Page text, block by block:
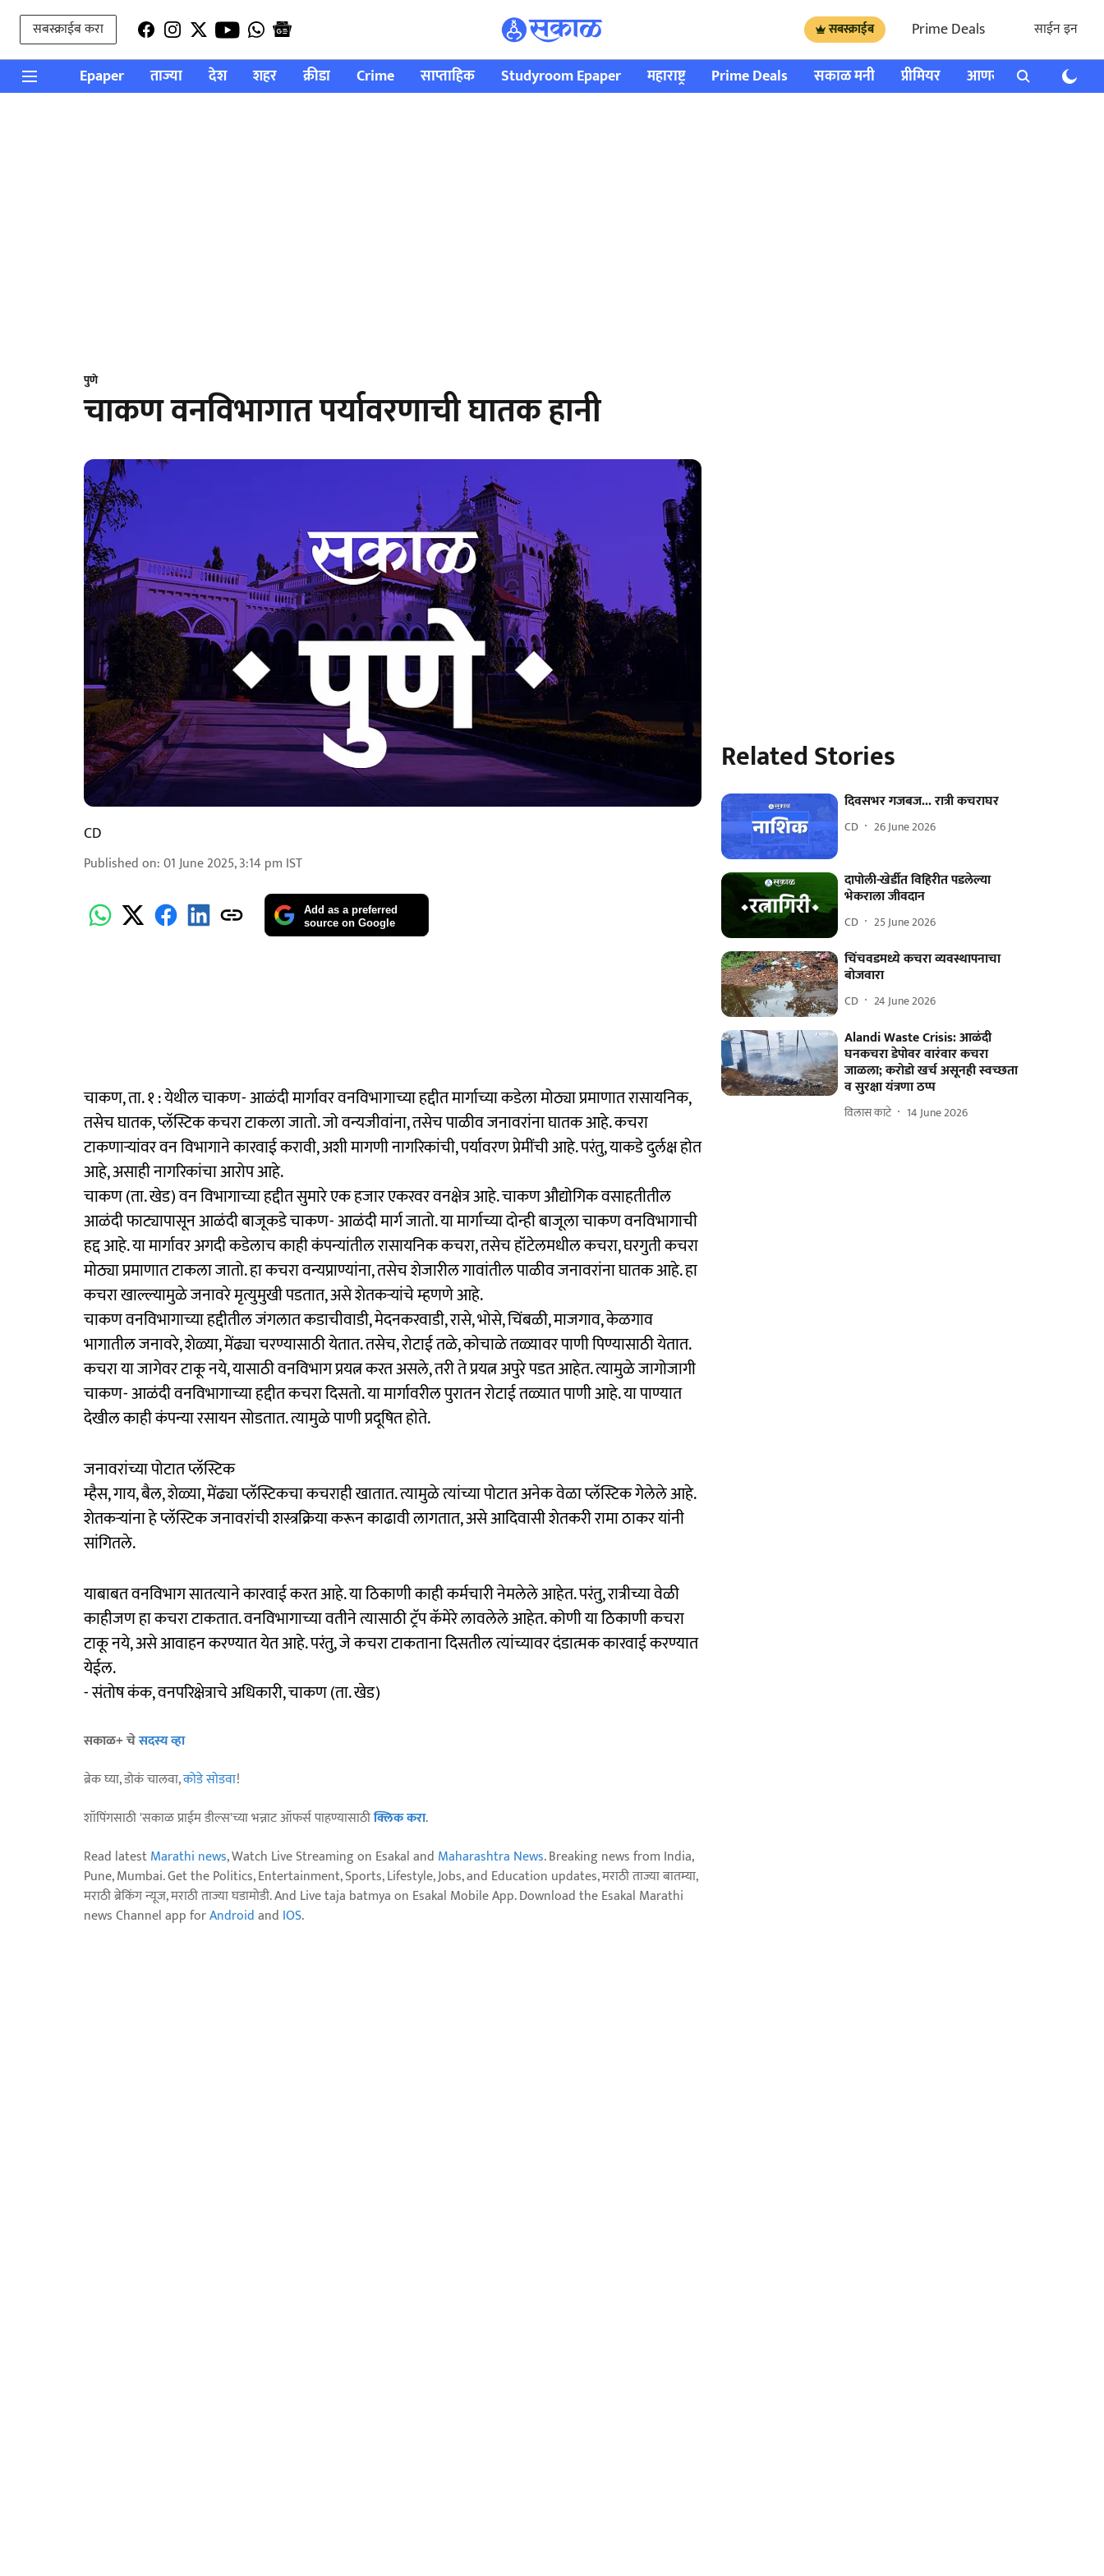
सबस्क्राईब करा सबस्क्राईब Prime Deals साईन इन
Epaper ताज्या देश शहर क्रीडा Crime साप्ताहिक Studyroom Epaper महाराष्ट्र Prime Deals सकाळ मनी प्रीमियर आणखी राशी भविष्य
पुणे
चाकण वनविभागात पर्यावरणाची घातक हानी
CD
Published on:01 June 2025, 3:14 pm IST
Add as a preferred
source on Google
चाकण, ता. १ : येथील चाकण- आळंदी मार्गावर वनविभागाच्या हद्दीत मार्गाच्या कडेला मोठ्या प्रमाणात रासायनिक,
तसेच घातक, प्लॅस्टिक कचरा टाकला जातो. जो वन्यजीवांना, तसेच पाळीव जनावरांना घातक आहे. कचरा
टाकणाऱ्यांवर वन विभागाने कारवाई करावी, अशी मागणी नागरिकांची, पर्यावरण प्रेमींची आहे. परंतु, याकडे दुर्लक्ष होत
आहे, असाही नागरिकांचा आरोप आहे.
चाकण (ता. खेड) वन विभागाच्या हद्दीत सुमारे एक हजार एकरवर वनक्षेत्र आहे. चाकण औद्योगिक वसाहतीतील
आळंदी फाट्यापासून आळंदी बाजूकडे चाकण- आळंदी मार्ग जातो. या मार्गाच्या दोन्ही बाजूला चाकण वनविभागाची
हद्द आहे. या मार्गावर अगदी कडेलाच काही कंपन्यांतील रासायनिक कचरा, तसेच हॉटेलमधील कचरा, घरगुती कचरा
मोठ्या प्रमाणात टाकला जातो. हा कचरा वन्यप्राण्यांना, तसेच शेजारील गावांतील पाळीव जनावरांना घातक आहे. हा
कचरा खाल्ल्यामुळे जनावरे मृत्युमुखी पडतात, असे शेतकऱ्यांचे म्हणणे आहे.
चाकण वनविभागाच्या हद्दीतील जंगलात कडाचीवाडी, मेदनकरवाडी, रासे, भोसे, चिंबळी, माजगाव, केळगाव
भागातील जनावरे, शेळ्या, मेंढ्या चरण्यासाठी येतात. तसेच, रोटाई तळे, कोचाळे तळ्यावर पाणी पिण्यासाठी येतात.
कचरा या जागेवर टाकू नये, यासाठी वनविभाग प्रयत्न करत असले, तरी ते प्रयत्न अपुरे पडत आहेत. त्यामुळे जागोजागी
चाकण- आळंदी वनविभागाच्या हद्दीत कचरा दिसतो. या मार्गावरील पुरातन रोटाई तळ्यात पाणी आहे. या पाण्यात
देखील काही कंपन्या रसायन सोडतात. त्यामुळे पाणी प्रदूषित होते.
जनावरांच्या पोटात प्लॅस्टिक
म्हैस, गाय, बैल, शेळ्या, मेंढ्या प्लॅस्टिकचा कचराही खातात. त्यामुळे त्यांच्या पोटात अनेक वेळा प्लॅस्टिक गेलेले आहे.
शेतकऱ्यांना हे प्लॅस्टिक जनावरांची शस्त्रक्रिया करून काढावी लागतात, असे आदिवासी शेतकरी रामा ठाकर यांनी
सांगितले.
याबाबत वनविभाग सातत्याने कारवाई करत आहे. या ठिकाणी काही कर्मचारी नेमलेले आहेत. परंतु, रात्रीच्या वेळी
काहीजण हा कचरा टाकतात. वनविभागाच्या वतीने त्यासाठी ट्रॅप कॅमेरे लावलेले आहेत. कोणी या ठिकाणी कचरा
टाकू नये, असे आवाहन करण्यात येत आहे. परंतु, जे कचरा टाकताना दिसतील त्यांच्यावर दंडात्मक कारवाई करण्यात
येईल.
- संतोष कंक, वनपरिक्षेत्राचे अधिकारी, चाकण (ता. खेड)
सकाळ+ चेसदस्य व्हा
ब्रेक घ्या, डोकं चालवा,कोडे सोडवा!
शॉपिंगसाठी 'सकाळ प्राईम डील्स'च्या भन्नाट ऑफर्स पाहण्यासाठीक्लिक करा.
Read latestMarathi news, Watch Live Streaming on Esakal and Maharashtra News. Breaking news from India,
Pune, Mumbai. Get the Politics, Entertainment, Sports, Lifestyle, Jobs, and Education updates, मराठी ताज्या बातम्या,
मराठी ब्रेकिंग न्यूज, मराठी ताज्या घडामोडी. And Live taja batmya on Esakal Mobile App. Download the Esakal Marathi
news Channel app forAndroidand IOS.
Related Stories
दिवसभर गजबज... रात्री कचराघर
CD 26 June 2026
दापोली-खेर्डीत विहिरीत पडलेल्या
भेकराला जीवदान
CD 25 June 2026
चिंचवडमध्ये कचरा व्यवस्थापनाचा
बोजवारा
CD 24 June 2026
Alandi Waste Crisis: आळंदी
घनकचरा डेपोवर वारंवार कचरा
जाळला; करोडो खर्च असूनही स्वच्छता
व सुरक्षा यंत्रणा ठप्प
विलास काटे 14 June 2026